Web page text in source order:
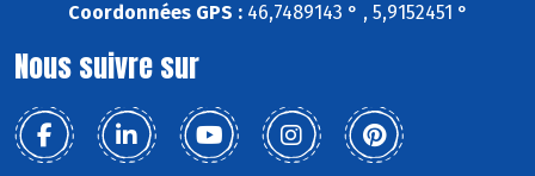
Coordonnées GPS :46,7489143 ° , 5,9152451 °
Nous suivre sur